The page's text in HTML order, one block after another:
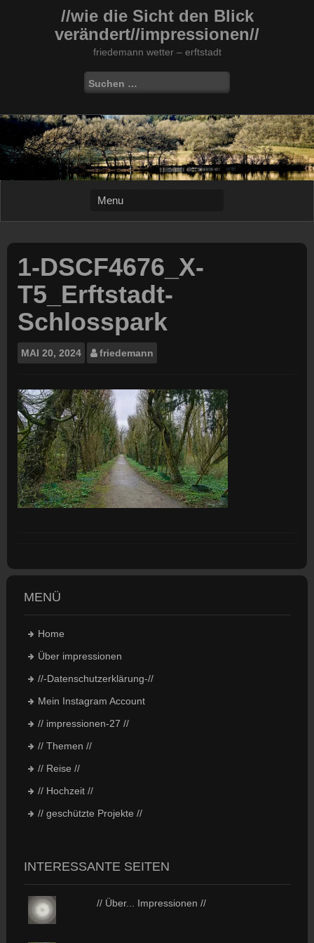
//wie die Sicht den Blick
verändert//impressionen//
friedemann wetter – erftstadt
Suchen
nach:
1-DSCF4676_X-
T5_Erftstadt-
Schlosspark
MAI 20, 2024 friedemann
MENÜ
Home
Über impressionen
//-Datenschutzerklärung-//
Mein Instagram Account
// impressionen-27 //
// Themen //
// Reise //
// Hochzeit //
// geschützte Projekte //
INTERESSANTE SEITEN
// Über... Impressionen //